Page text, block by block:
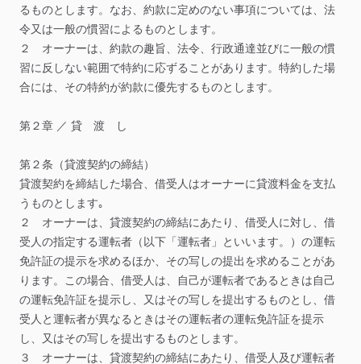
るものとします。なお、約款に定めのない事項については、法
令又は一般の慣習によるものとします。
２
オーナーは、約款の趣旨、法令、行政通達並びに一般の慣
習に反しない範囲で特約に応ずることがあります。特約した場
合には、その特約が約款に優先するものとします。
第２章 ／ 貸 渡 し
第２条（貸渡契約の締結）
貸渡契約を締結した場合、借受人はオーナーに貸渡料金を支払
うものとします｡
２
オーナーは、貸渡契約の締結にあたり、借受人に対し、借
受人の指定する運転者（以下「運転者」といいます。）の運転
免許証の提示を求めるほか、その写しの提出を求めることがあ
ります。この場合、借受人は、自己が運転者であるときは自己
の運転免許証を提示し、又はその写しを提出するものとし、借
受人と運転者が異なるときはその運転者の運転免許証を提示
し、又はその写しを提出するものとします。
３
オーナーは、貸渡契約の締結にあたり、借受人及び運転者